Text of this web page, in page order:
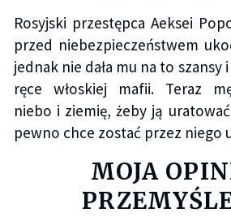
Rosyjski przestępca Aeksei
przed niebezpieczeństwem
jednak nie dała mu na to szansy
ręce włoskiej mafii. Teraz
niebo i ziemię, żeby ją
pewno chce zostać przez niego
MOJA